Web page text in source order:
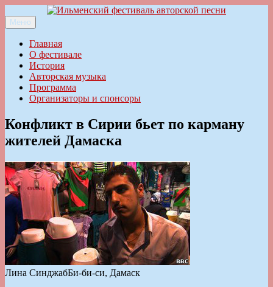
к
содержимому
Ильменский фестиваль авторской песни
Меню
Главная
О фестивале
История
Авторская музыка
Программа
Организаторы и спонсоры
Конфликт в Сирии бьет по карману
жителей Дамаска
Лина СинджабБи-би-си, Дамаск